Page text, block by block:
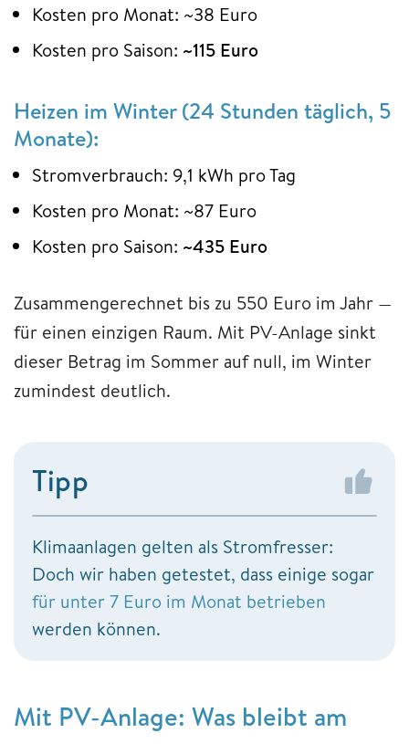
Kosten pro Monat: ~38 Euro
Kosten pro Saison: ~115 Euro
Heizen im Winter (24 Stunden täglich, 5
Monate):
Stromverbrauch: 9,1 kWh pro Tag
Kosten pro Monat: ~87 Euro
Kosten pro Saison: ~435 Euro
Zusammengerechnet bis zu 550 Euro im Jahr —
für einen einzigen Raum. Mit PV-Anlage sinkt
dieser Betrag im Sommer auf null, im Winter
zumindest deutlich.
Tipp
Klimaanlagen gelten als Stromfresser:
Doch wir haben getestet, dass einige sogar
für unter 7 Euro im Monat betrieben
werden können.
Mit PV-Anlage: Was bleibt am